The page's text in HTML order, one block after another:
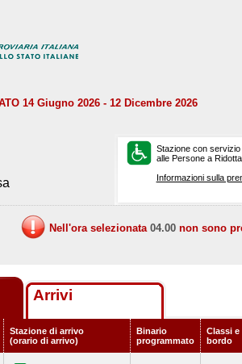
14 Giugno 2026 - 12 Dicembre 2026
Stazione con
alle Persone a
Informazioni sulla
Nell'ora selezionata 04.00 non sono
Arrivi
Stazione di arrivo
(orario di arrivo)
Binario
programmato
Classi e
bordo